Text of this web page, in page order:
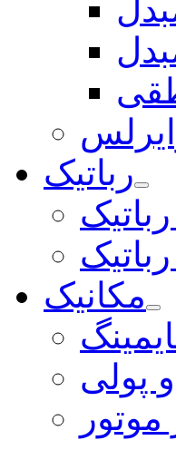
رباتیک
مکانیک
پولی
موتور